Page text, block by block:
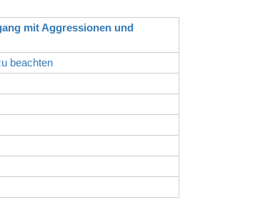
mit Aggressionen und
beachten